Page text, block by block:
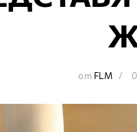
от FLM